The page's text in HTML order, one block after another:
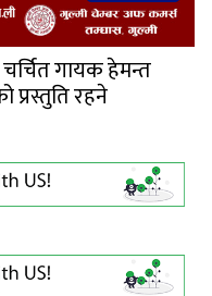
चर्चित गायक हेमन्त
प्रस्तुति रहने